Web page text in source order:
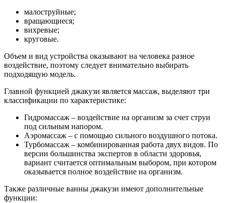
малоструйные;
вращающиеся;
вихревые;
круговые.
Объем и вид устройства оказывают на человека разное
воздействие, поэтому следует внимательно выбирать
подходящую модель.
Главной функцией джакузи является массаж, выделяют три
классификации по характеристике:
Гидромассаж – воздействие на организм за счет струи
под сильным напором.
Аэромассаж – с помощью сильного воздушного потока.
Турбомассаж – комбинированная работа двух видов. По
версии большинства экспертов в области здоровья,
вариант считается оптимальным выбором, при котором
оказывается полное воздействие на организм.
Также различные ванны джакузи имеют дополнительные
функции: